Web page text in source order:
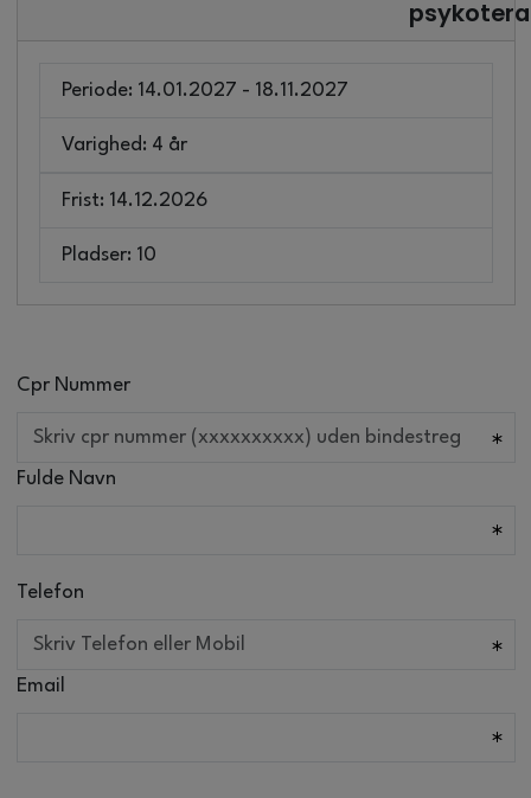
Periode: 14.01.2027 - 18.11.2027
Varighed: 4 år
Frist: 14.12.2026
Pladser: 10
Cpr Nummer
Fulde Navn
Telefon
Email